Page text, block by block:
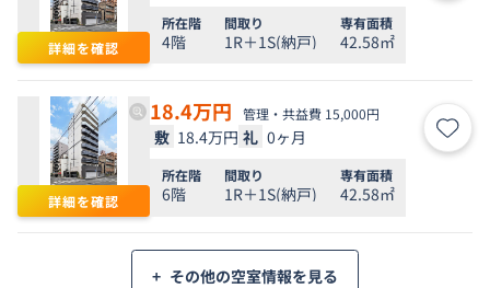
詳細を確認
所在階
4階
間取り
1R＋1S(納戸)
専有面積
42.58㎡
詳細を確認
18.4万円 管理・共益費 15,000円
敷 18.4万円 礼 0ヶ月 お気
所在階
6階
間取り
1R＋1S(納戸)
専有面積
42.58㎡
+ その他の空室情報を見る